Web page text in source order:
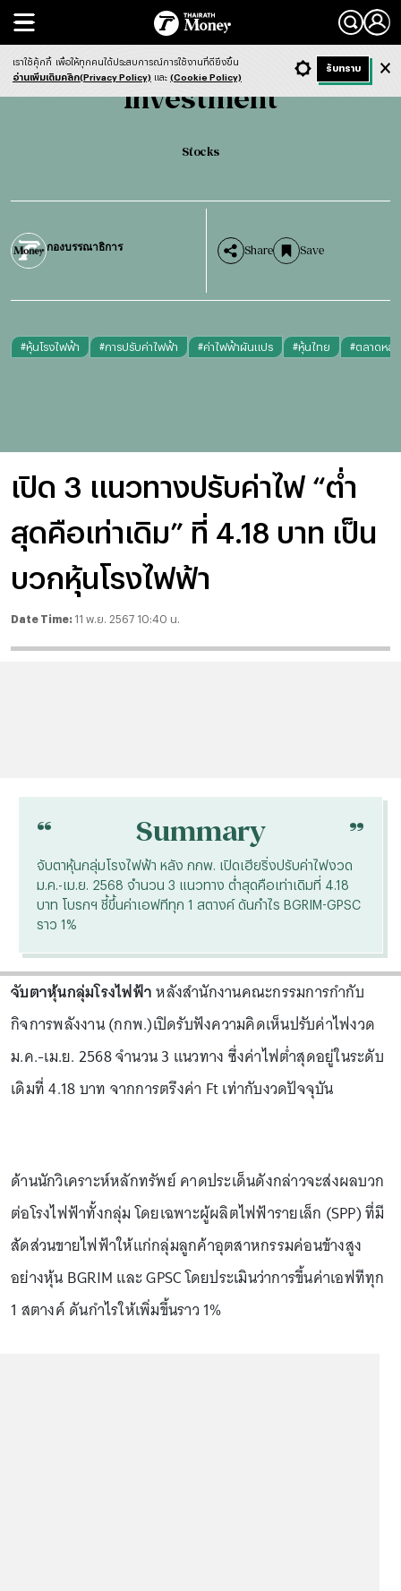
Search
Investment Stocks
Investment
Stocks
กองบรรณาธิการ Share Save
#หุ้นโรงไฟฟ้า #การปรับค่าไฟฟ้า #ค่าไฟฟ้าผันแปร #หุ้นไทย #ตลาดหลั
เปิด 3 แนวทางปรับค่าไฟ “ต่ำ
สุดคือเท่าเดิม” ที่ 4.18 บาท เป็น
บวกหุ้นโรงไฟฟ้า
Date Time: 11 พ.ย. 2567 10:40 น.
- ก + ก Dark ฟังข่าว
“ Summary “
จับตาหุ้นกลุ่มโรงไฟฟ้า หลัง กกพ. เปิดเฮียริ่งปรับค่าไฟงวด
ม.ค.-เม.ย. 2568 จำนวน 3 แนวทาง ต่ำสุดคือเท่าเดิมที่ 4.18
บาท โบรกฯ ชี้ขึ้นค่าเอฟทีทุก 1 สตางค์ ดันกำไร BGRIM-GPSC
ราว 1%
จับตาหุ้นกลุ่มโรงไฟฟ้าหลังสำนักงานคณะกรรมการกำกับ
กิจการพลังงาน (กกพ.)เปิดรับฟังความคิดเห็นปรับค่าไฟงวด
ม.ค.-เม.ย. 2568 จำนวน 3 แนวทาง ซึ่งค่าไฟต่ำสุดอยู่ในระดับ
เดิมที่ 4.18 บาท จากการตรึงค่า Ft เท่ากับงวดปัจจุบัน
ด้านนักวิเคราะห์หลักทรัพย์ คาดประเด็นดังกล่าวจะส่งผลบวก
ต่อโรงไฟฟ้าทั้งกลุ่ม โดยเฉพาะผู้ผลิตไฟฟ้ารายเล็ก (SPP) ที่มี
สัดส่วนขายไฟฟ้าให้แก่กลุ่มลูกค้าอุตสาหกรรมค่อนข้างสูง
อย่างหุ้น BGRIM และ GPSC โดยประเมินว่าการขึ้นค่าเอฟทีทุก
1 สตางค์ ดันกำไรให้เพิ่มขึ้นราว 1%
เราใช้คุ้กกี้ เพื่อให้ทุกคนได้ประสบการณ์การใช้งานที่ดียิ่งขึ้น
อ่านเพิ่มเติมคลิก(Privacy Policy) และ (Cookie Policy)
รับทราบ